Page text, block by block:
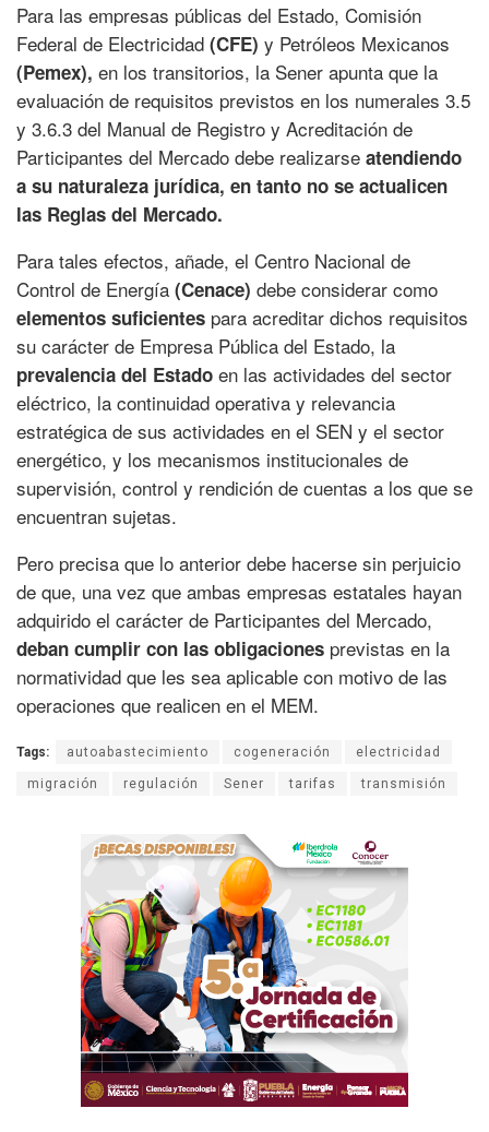
Para las empresas públicas del Estado, Comisión
Federal de Electricidad (CFE) y Petróleos Mexicanos
(Pemex), en los transitorios, la Sener apunta que la
evaluación de requisitos previstos en los numerales 3.5
y 3.6.3 del Manual de Registro y Acreditación de
Participantes del Mercado debe realizarse atendiendo
a su naturaleza jurídica, en tanto no se actualicen
las Reglas del Mercado.
Para tales efectos, añade, el Centro Nacional de
Control de Energía (Cenace) debe considerar como
elementos suficientes para acreditar dichos requisitos
su carácter de Empresa Pública del Estado, la
prevalencia del Estado en las actividades del sector
eléctrico, la continuidad operativa y relevancia
estratégica de sus actividades en el SEN y el sector
energético, y los mecanismos institucionales de
supervisión, control y rendición de cuentas a los que se
encuentran sujetas.
Pero precisa que lo anterior debe hacerse sin perjuicio
de que, una vez que ambas empresas estatales hayan
adquirido el carácter de Participantes del Mercado,
deban cumplir con las obligaciones previstas en la
normatividad que les sea aplicable con motivo de las
operaciones que realicen en el MEM.
Tags: autoabastecimiento cogeneración electricidad
migración regulación Sener tarifas transmisión